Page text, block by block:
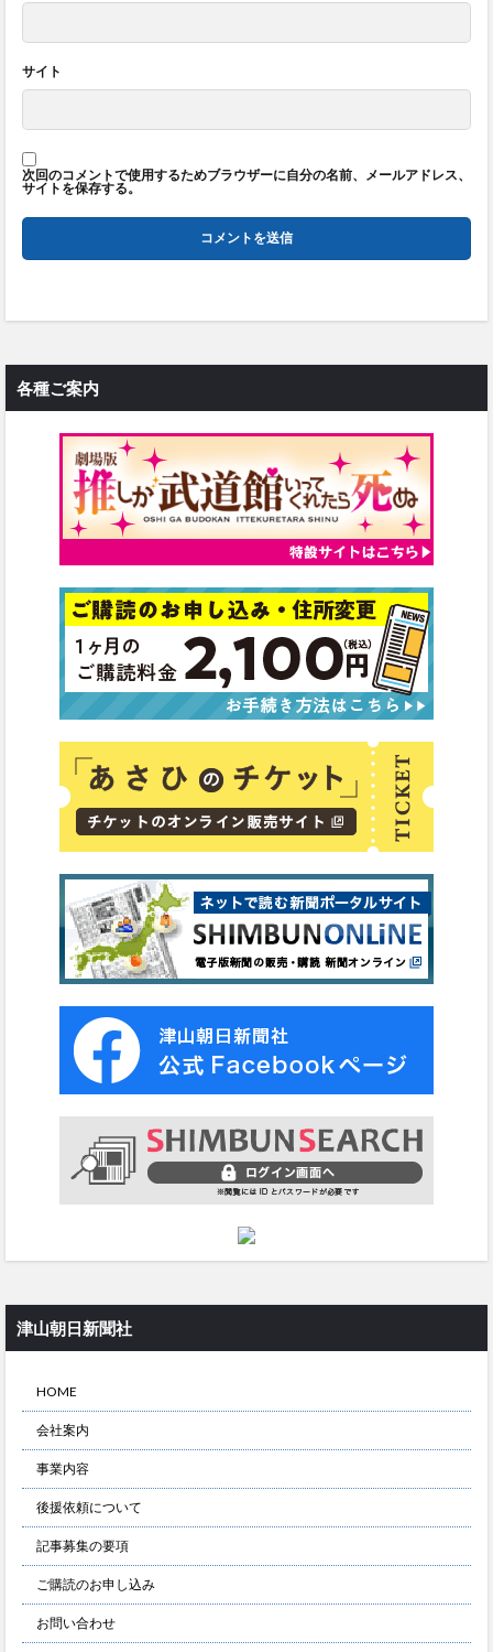
サイト
次回のコメントで使用するためブラウザーに自分の名前、メールアドレス、
サイトを保存する。
各種ご案内
津山朝日新聞社
HOME
会社案内
事業内容
後援依頼について
記事募集の要項
ご購読のお申し込み
お問い合わせ